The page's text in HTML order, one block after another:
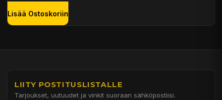
Lisää Ostoskoriin
LIITY POSTITUSLISTALLE
Tarjoukset, uutuudet ja vinkit suoraan sähköpostiisi.